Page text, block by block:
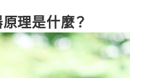
理是什麼？